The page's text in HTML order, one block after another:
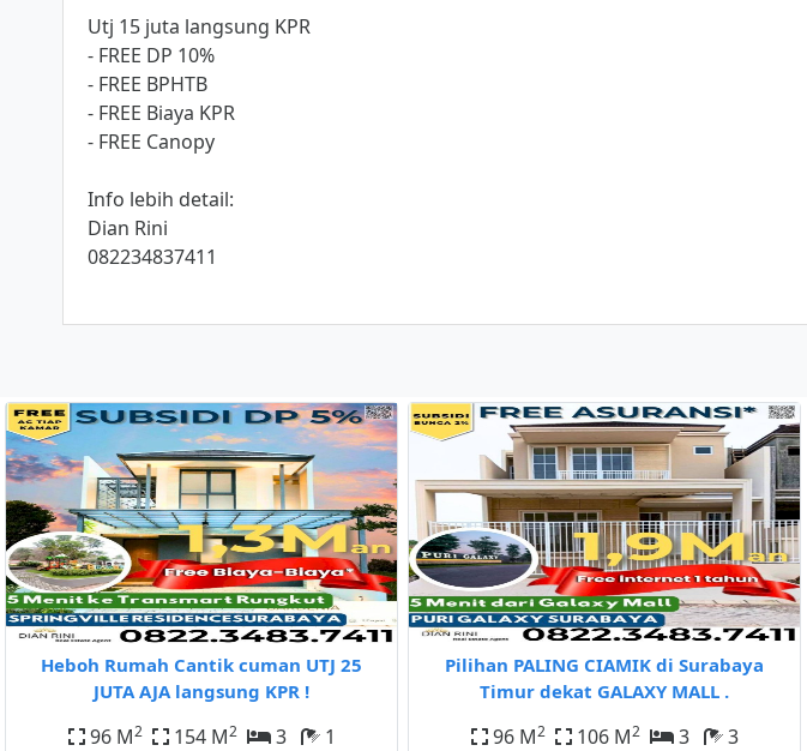
Utj 15 juta langsung KPR
- FREE DP 10%
- FREE BPHTB
- FREE Biaya KPR
- FREE Canopy
Info lebih detail:
Dian Rini
082234837411
Heboh Rumah Cantik cuman UTJ 25
JUTA AJA langsung KPR !
96 M2 154 M2 3 1
Pilihan PALING CIAMIK di Surabaya
Timur dekat GALAXY MALL .
96 M2 106 M2 3 3